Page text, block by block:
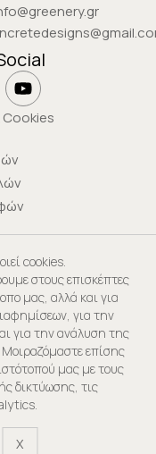
cookies.
στους επισκέπτες
μας, αλλά και για
για την
για την ανάλυση της
επίσης
μας με τους
δικτύωσης, τις
X
Cookies